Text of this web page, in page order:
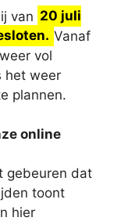
van 20 juli
Vanaf
vol
het weer
plannen.
online
gebeuren dat
toont
hier